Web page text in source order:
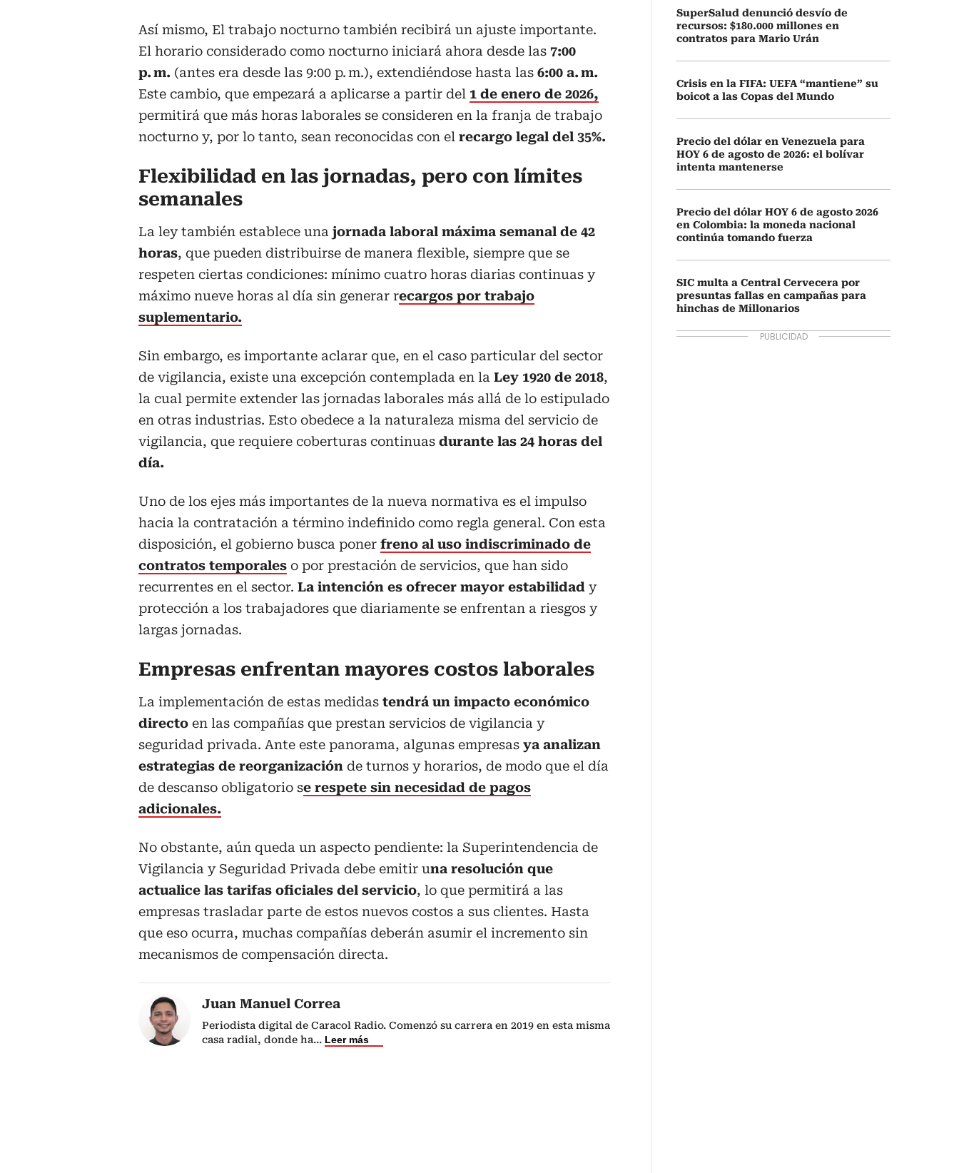
Así mismo, El trabajo nocturno también recibirá un ajuste importante.
El horario considerado como nocturno iniciará ahora desde las 7:00
p. m. (antes era desde las 9:00 p. m.), extendiéndose hasta las 6:00 a. m.
Este cambio, que empezará a aplicarse a partir del 1 de enero de 2026,
permitirá que más horas laborales se consideren en la franja de trabajo
nocturno y, por lo tanto, sean reconocidas con el recargo legal del 35%.
Flexibilidad en las jornadas, pero con límites
semanales
La ley también establece una jornada laboral máxima semanal de 42
horas, que pueden distribuirse de manera flexible, siempre que se
respeten ciertas condiciones: mínimo cuatro horas diarias continuas y
máximo nueve horas al día sin generar recargos por trabajo
suplementario.
Sin embargo, es importante aclarar que, en el caso particular del sector
de vigilancia, existe una excepción contemplada en la Ley 1920 de 2018,
la cual permite extender las jornadas laborales más allá de lo estipulado
en otras industrias. Esto obedece a la naturaleza misma del servicio de
vigilancia, que requiere coberturas continuas durante las 24 horas del
día.
Uno de los ejes más importantes de la nueva normativa es el impulso
hacia la contratación a término indefinido como regla general. Con esta
disposición, el gobierno busca poner freno al uso indiscriminado de
contratos temporales o por prestación de servicios, que han sido
recurrentes en el sector. La intención es ofrecer mayor estabilidad y
protección a los trabajadores que diariamente se enfrentan a riesgos y
largas jornadas.
Empresas enfrentan mayores costos laborales
La implementación de estas medidas tendrá un impacto económico
directo en las compañías que prestan servicios de vigilancia y
seguridad privada. Ante este panorama, algunas empresas ya analizan
estrategias de reorganización de turnos y horarios, de modo que el día
de descanso obligatorio se respete sin necesidad de pagos
adicionales.
No obstante, aún queda un aspecto pendiente: la Superintendencia de
Vigilancia y Seguridad Privada debe emitir una resolución que
actualice las tarifas oficiales del servicio, lo que permitirá a las
empresas trasladar parte de estos nuevos costos a sus clientes. Hasta
que eso ocurra, muchas compañías deberán asumir el incremento sin
mecanismos de compensación directa.
Juan Manuel Correa
Periodista digital de Caracol Radio. Comenzó su carrera en 2019 en esta misma
casa radial, donde ha... Leer más
SuperSalud denunció desvío de
recursos: $180.000 millones en
contratos para Mario Urán
Crisis en la FIFA: UEFA “mantiene” su
boicot a las Copas del Mundo
Precio del dólar en Venezuela para
HOY 6 de agosto de 2026: el bolívar
intenta mantenerse
Precio del dólar HOY 6 de agosto 2026
en Colombia: la moneda nacional
continúa tomando fuerza
SIC multa a Central Cervecera por
presuntas fallas en campañas para
hinchas de Millonarios